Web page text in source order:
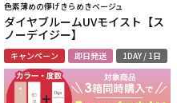
色素薄めの儚げきらめきベージュ
ダイヤブルームUVモイスト【ス
ノーデイジー】
キャンペーン 即日発送 1DAY / 1日